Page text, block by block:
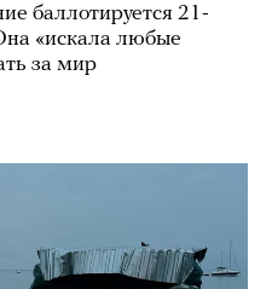
баллотируется 21-
«искала любые
за мир